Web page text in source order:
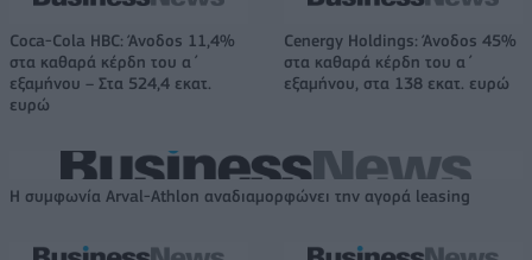
Coca-Cola HBC: Άνοδος 11,4%
στα καθαρά κέρδη του α΄
εξαμήνου – Στα 524,4 εκατ.
ευρώ
Cenergy Holdings: Άνοδος 45%
στα καθαρά κέρδη του α΄
εξαμήνου, στα 138 εκατ. ευρώ
Η συμφωνία Arval-Athlon αναδιαμορφώνει την αγορά leasing